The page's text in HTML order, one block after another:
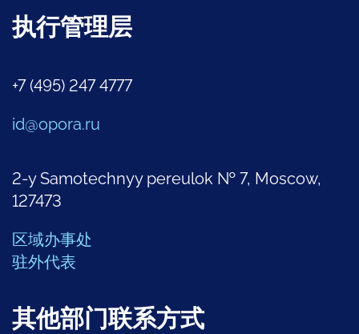
执行管理层
+7 (495) 247 4777
id@opora.ru
2-y Samotechnyy pereulok № 7, Moscow,
127473
区域办事处
驻外代表
其他部门联系方式